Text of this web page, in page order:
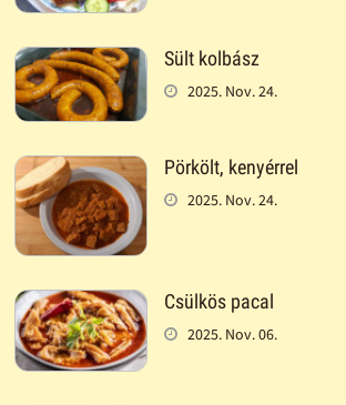
Sült kolbász
2025. Nov. 24.
Pörkölt, kenyérrel
2025. Nov. 24.
Csülkös pacal
2025. Nov. 06.